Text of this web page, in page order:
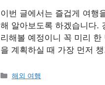
이번 글에서는 즐겁게 여행
해 알아보도록 하겠습니다.
리해볼 예정이니 꼭 미리
을 계획하실 때 가장 먼저
Categories
해외 여행